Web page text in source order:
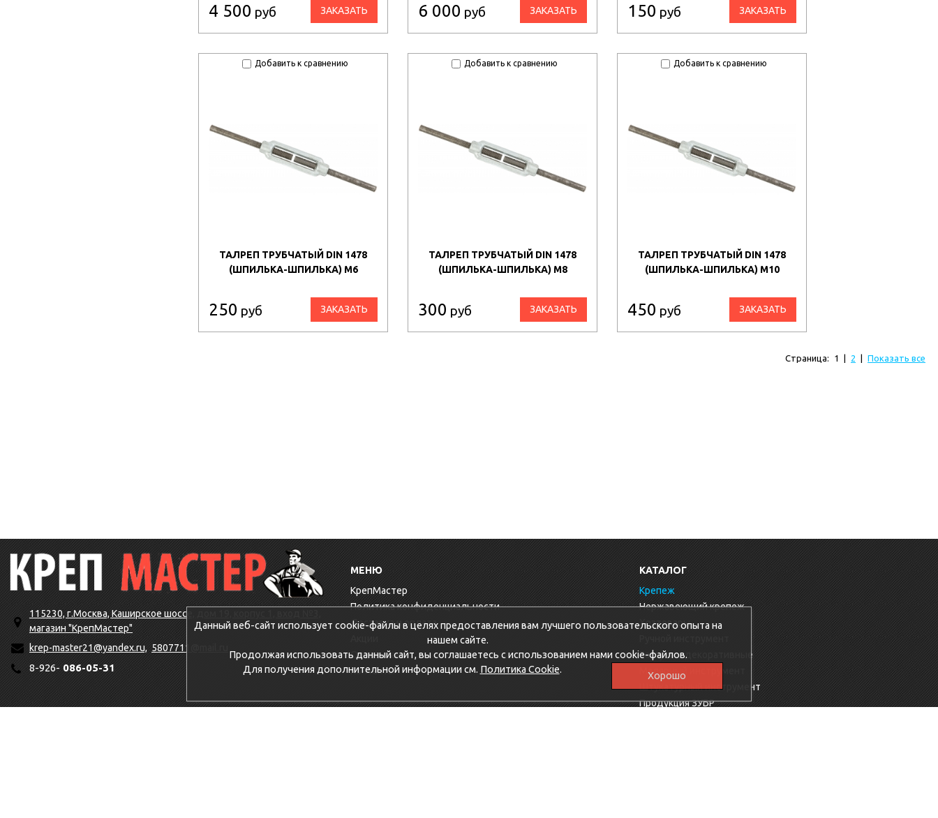
4 500 руб ЗАКАЗАТЬ 6 000 руб ЗАКАЗАТЬ 150 руб ЗАКАЗАТЬ
Добавить к сравнению
ТАЛРЕП ТРУБЧАТЫЙ DIN 1478
(ШПИЛЬКА-ШПИЛЬКА) М6
250 руб ЗАКАЗАТЬ
Добавить к сравнению
ТАЛРЕП ТРУБЧАТЫЙ DIN 1478
(ШПИЛЬКА-ШПИЛЬКА) М8
300 руб ЗАКАЗАТЬ
Добавить к сравнению
ТАЛРЕП ТРУБЧАТЫЙ DIN 1478
(ШПИЛЬКА-ШПИЛЬКА) М10
450 руб ЗАКАЗАТЬ
Страница: 1 2 Показать все
115230, г.Москва, Каширское шоссе, дом 19, корпус 1, вход №3,
магазин "КрепМастер"
krep-master21@yandex.ru, 5807711@mail.ru
8-926-086-05-31
МЕНЮ
КрепМастер
Политика конфиденциальности
Доставка и оплата
Оптовикам
Контакты
КАТАЛОГ
Крепеж
Нержавеющий крепеж
Хозтовары
Заглушки декоративные
Малярный инструмент
Штукатурный инструмент
Продукция ЗУБР
Данный веб-сайт использует cookie-файлы в целях предоставления вам лучшего пользовательского опыта на
нашем сайте.
Продолжая использовать данный сайт, вы соглашаетесь с использованием нами cookie-файлов.
Для получения дополнительной информации см. Политика Cookie.
Хорошо